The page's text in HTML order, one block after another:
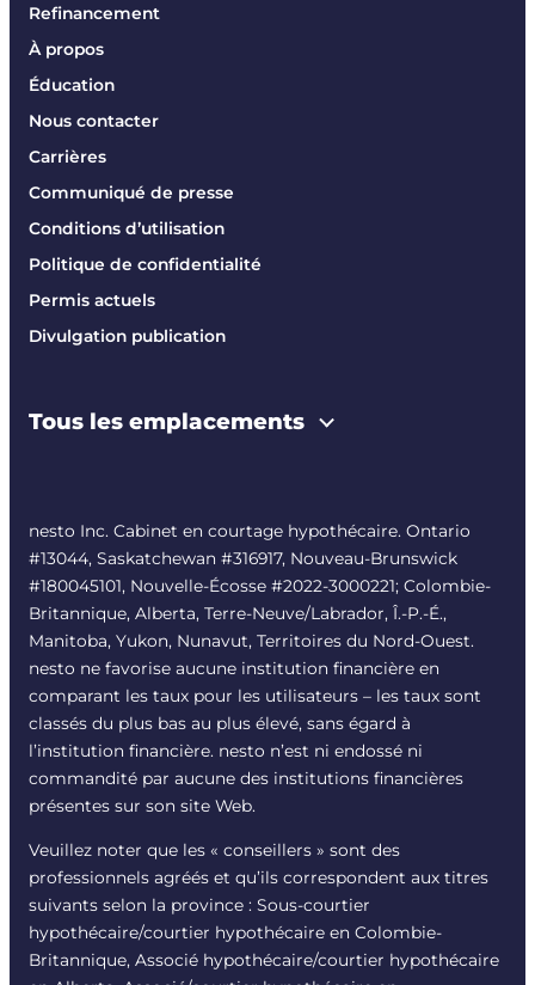
Refinancement
À propos
Éducation
Nous contacter
Carrières
Communiqué de presse
Conditions d’utilisation
Politique de confidentialité
Permis actuels
Divulgation publication
Tous les emplacements
nesto Inc. Cabinet en courtage hypothécaire. Ontario
#13044, Saskatchewan #316917, Nouveau-Brunswick
#180045101, Nouvelle-Écosse #2022-3000221; Colombie-
Britannique, Alberta, Terre-Neuve/Labrador, Î.-P.-É.,
Manitoba, Yukon, Nunavut, Territoires du Nord-Ouest.
nesto ne favorise aucune institution financière en
comparant les taux pour les utilisateurs – les taux sont
classés du plus bas au plus élevé, sans égard à
l’institution financière. nesto n’est ni endossé ni
commandité par aucune des institutions financières
présentes sur son site Web.
Veuillez noter que les « conseillers » sont des
professionnels agréés et qu’ils correspondent aux titres
suivants selon la province : Sous-courtier
hypothécaire/courtier hypothécaire en Colombie-
Britannique, Associé hypothécaire/courtier hypothécaire